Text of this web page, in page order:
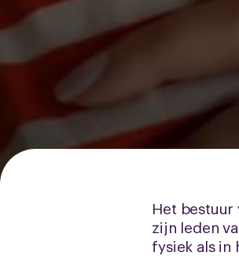
Het bestuur
zijn leden
fysiek als in